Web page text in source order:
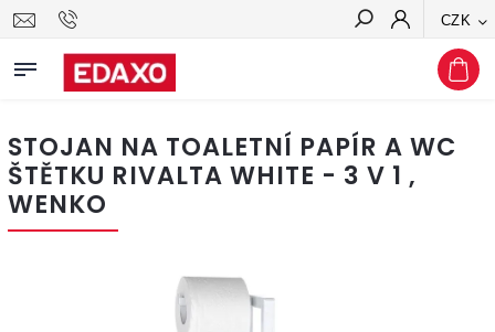
CZK
Hledat
STOJAN NA TOALETNÍ PAPÍR A WC
ŠTĚTKU RIVALTA WHITE - 3 V 1 ,
WENKO